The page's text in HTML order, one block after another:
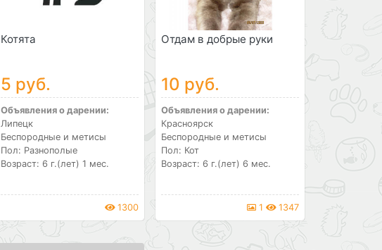
Котята
5 руб.
Объявления о дарении:
Липецк
Беспородные и метисы
Пол: Разнополые
Возраст: 6 г.(лет) 1 мес.
1300
Отдам в добрые руки
10 руб.
Объявления о дарении:
Красноярск
Беспородные и метисы
Пол: Кот
Возраст: 6 г.(лет) 6 мес.
1 1347